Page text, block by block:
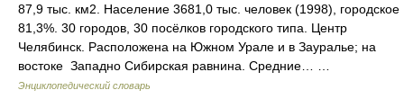
87,9 тыс. км2. Население 3681,0 тыс. человек (1998), городское
81,3%. 30 городов, 30 посёлков городского типа. Центр
Челябинск. Расположена на Южном Урале и в Зауралье; на
востоке Западно Сибирская равнина. Средние… …
Энциклопедический словарь